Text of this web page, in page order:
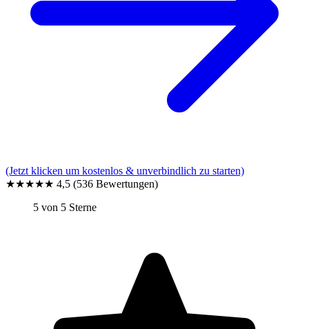
(Jetzt klicken um kostenlos & unverbindlich zu starten)
★★★★★ 4,5 (536 Bewertungen)
5 von 5 Sterne